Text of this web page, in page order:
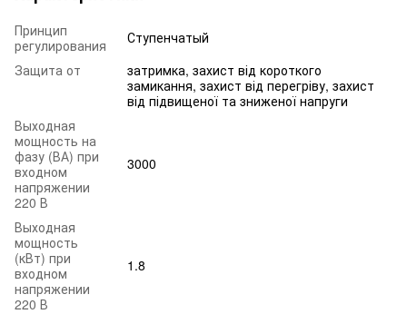
Принцип
регулирования
Ступенчатый
Защита от
затримка, захист від короткого
замикання, захист від перегріву, захист
від підвищеної та зниженої напруги
Выходная
мощность на
фазу (ВА) при
входном
напряжении
220 В
3000
Выходная
мощность
(кВт) при
входном
напряжении
220 В
1.8